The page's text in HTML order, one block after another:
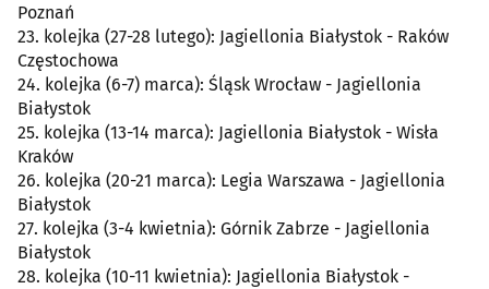
Poznań
23. kolejka (27-28 lutego): Jagiellonia Białystok - Raków
Częstochowa
24. kolejka (6-7) marca): Śląsk Wrocław - Jagiellonia
Białystok
25. kolejka (13-14 marca): Jagiellonia Białystok - Wisła
Kraków
26. kolejka (20-21 marca): Legia Warszawa - Jagiellonia
Białystok
27. kolejka (3-4 kwietnia): Górnik Zabrze - Jagiellonia
Białystok
28. kolejka (10-11 kwietnia): Jagiellonia Białystok -